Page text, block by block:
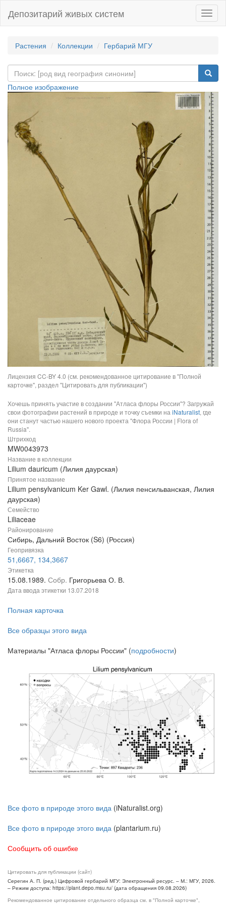
Депозитарий живых систем
Растения Коллекции Гербарий МГУ
Полное изображение
Лицензия CC-BY 4.0 (см. рекомендованное цитирование в "Полной
карточке", раздел "Цитировать для публикации")
Хочешь принять участие в создании "Атласа флоры России"? Загружай
свои фотографии растений в природе и точку съемки на iNaturalist, где
они станут частью нашего нового проекта "Флора России | Flora of
Russia".
Штрихкод
MW0043973
Название в коллекции
Lilium dauricum (Лилия даурская)
Принятое название
Lilium pensylvanicum Ker Gawl. (Лилия пенсильванская, Лилия
даурская)
Семейство
Liliaceae
Районирование
Сибирь, Дальний Восток (S6) (Россия)
Геопривязка
51,6667, 134,3667
Этикетка
15.08.1989. Собр. Григорьева О. В.
Дата ввода этикетки 13.07.2018
Полная карточка
Все образцы этого вида
Материалы "Атласа флоры России" (подробности)
Все фото в природе этого вида (iNaturalist.org)
Все фото в природе этого вида (plantarium.ru)
Сообщить об ошибке
Цитировать для публикации (сайт)
Серегин А. П. (ред.) Цифровой гербарий МГУ: Электронный ресурс. – М.: МГУ, 2026.
– Режим доступа: https://plant.depo.msu.ru/ (дата обращения 09.08.2026)
Рекомендованное цитирование отдельного образца см. в "Полной карточке",